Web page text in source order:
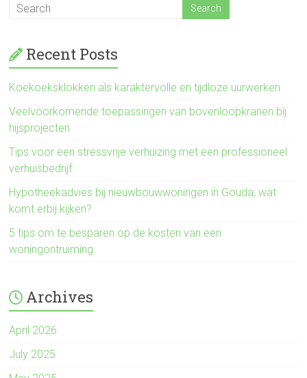
Recent Posts
Koekoeksklokken als karaktervolle en tijdloze uurwerken
Veelvoorkomende toepassingen van bovenloopkranen bij
hijsprojecten
Tips voor een stressvrije verhuizing met een professioneel
verhuisbedrijf
Hypotheekadvies bij nieuwbouwwoningen in Gouda, wat
komt erbij kijken?
5 tips om te besparen op de kosten van een
woningontruiming
Archives
April 2026
July 2025